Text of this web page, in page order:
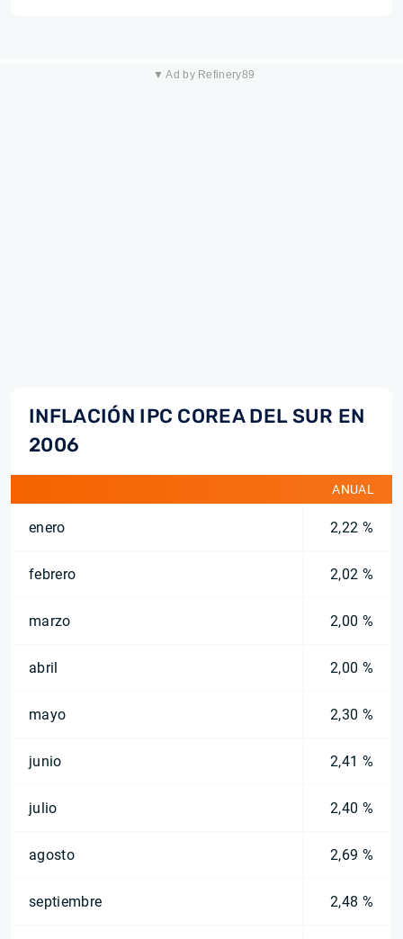
▼ Ad by Refinery89
INFLACIÓN IPC COREA DEL SUR EN
2006
ANUAL
enero 2,22 %
febrero 2,02 %
marzo 2,00 %
abril 2,00 %
mayo 2,30 %
junio 2,41 %
julio 2,40 %
agosto 2,69 %
septiembre 2,48 %